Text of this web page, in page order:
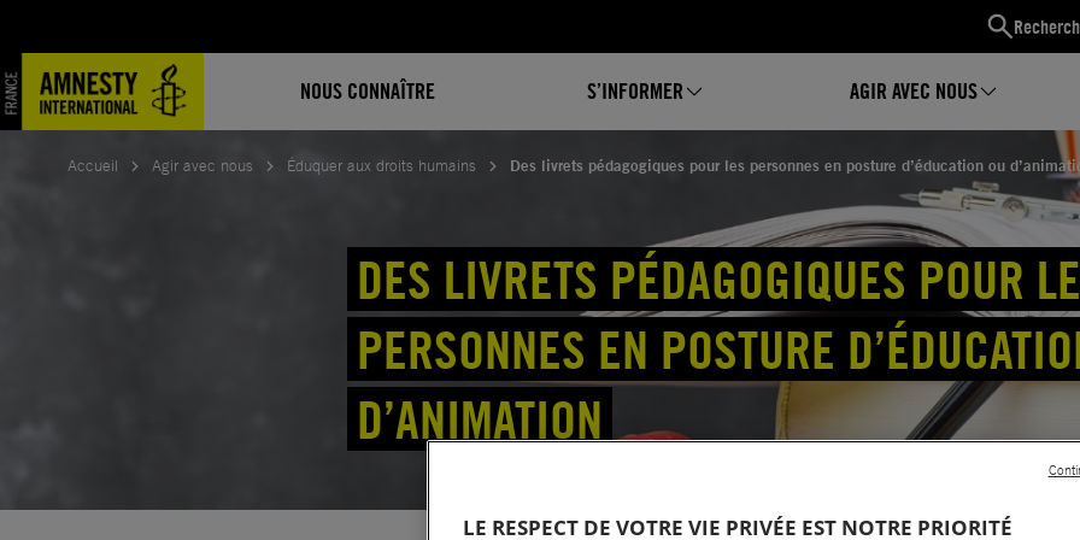
NOUS CONNAÎTRE S’INFORMER AGIR AVEC NOUS
contenu
Accueil Agir avec nous Éduquer aux droits humains Des livrets pédagogiques pour les personnes en posture d’éducation ou
DES LIVRETS PÉDAGOGIQUES POUR
PERSONNES EN POSTURE
D’ANIMATION
LE RESPECT DE VOTRE VIE PRIVÉE EST NOTRE PRIORITÉ